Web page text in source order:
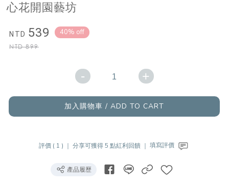
心花開園藝坊
NTD 539
NTD899
40% off
- +
加入購物車 / ADD TO CART
評價 ( 1 ) ｜ 分享可獲得 5 點紅利回饋 ｜ 填寫評價
產品履歷